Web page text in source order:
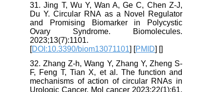
31. Jing T, Wu Y, Wan A, Ge C, Chen Z-J,
Du Y. Circular RNA as a Novel Regulator
and Promising Biomarker in Polycystic
Ovary Syndrome. Biomolecules.
2023;13(7):1101.
[DOI:10.3390/biom13071101] [PMID] [
32. Zhang Z-h, Wang Y, Zhang Y, Zheng S-
F, Feng T, Tian X, et al. The function and
mechanisms of action of circular RNAs in
Urologic Cancer. Mol cancer 2023;22(1):61.